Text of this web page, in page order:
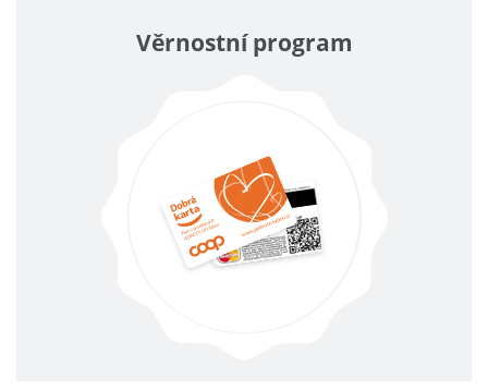
Věrnostní program